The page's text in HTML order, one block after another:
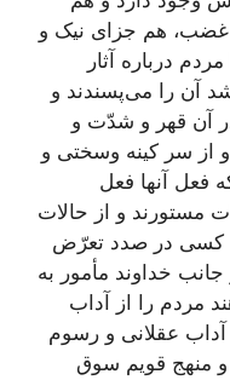
هم جزای نیک و
درباره آثار
آن را می‌پسندند و
آن قهر و شدّت و
از سر کینه وسختی و
فعل آنها فعل
مستورند و از حالات
کسی در صدد تعرّض
جانب خداوند مأمور به
مردم را از آداب
عقلانی و رسوم
منهج قویم سوق